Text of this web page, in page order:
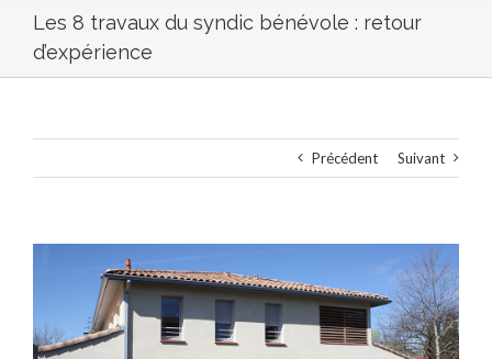
Les 8 travaux du syndic bénévole : retour
d’expérience
Précédent Suivant